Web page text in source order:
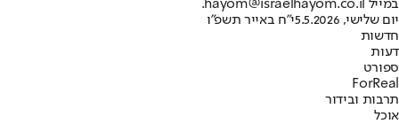
במייל hayom@israelhayom.co.il.
יום שלישי, 5.5.2026
י"ח באייר תשפ"ו
חדשות
דעות
ספורט
ForReal
תרבות ובידור
אוכל